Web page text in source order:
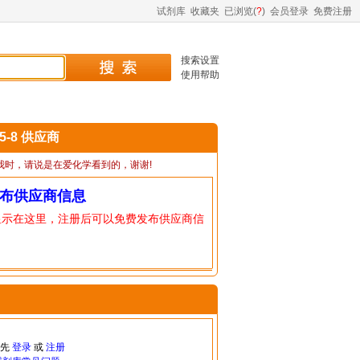
试剂库 收藏夹 已浏览(?) 会员登录 免费注册
搜索设置
使用帮助
8 供应商
时，请说是在爱化学看到的，谢谢!
供应商信息
在这里，注册后可以免费发布供应商信
登录或 注册